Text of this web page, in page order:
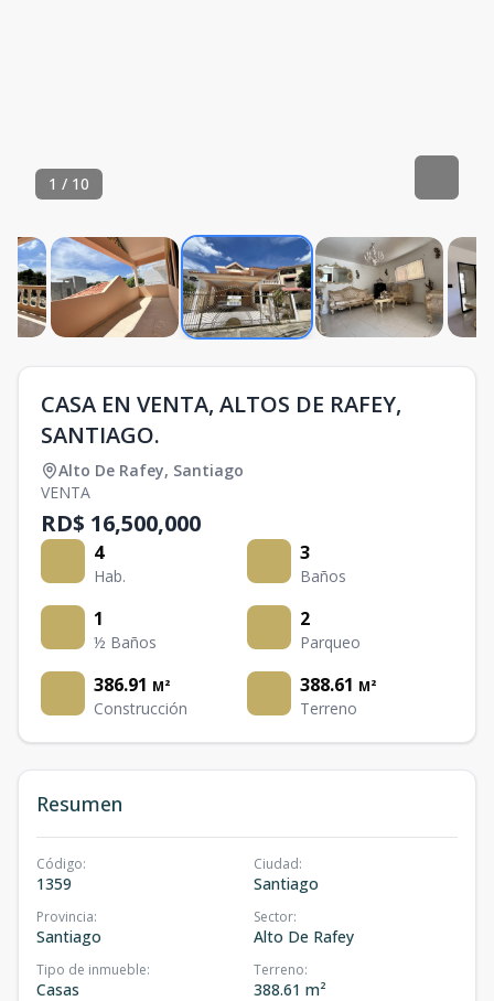
1 / 10
CASA EN VENTA, ALTOS DE RAFEY,
SANTIAGO.
Alto De Rafey, Santiago
VENTA
RD$ 16,500,000
4
Hab.
3
Baños
1
½ Baños
2
Parqueo
386.91 M²
Construcción
388.61 M²
Terreno
Resumen
Código:
1359
Ciudad:
Santiago
Provincia:
Santiago
Sector:
Alto De Rafey
Tipo de inmueble:
Casas
Terreno:
388.61 m²